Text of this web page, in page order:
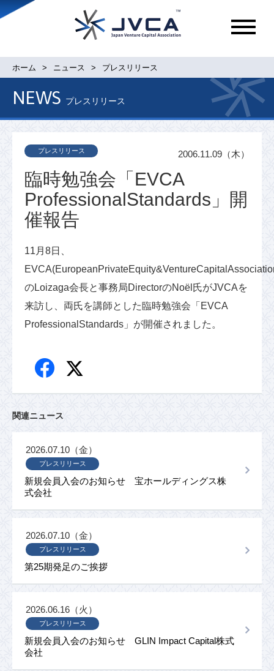
メ
ュ
ホーム ニュース プレスリリース
NEWS プレスリリース
臨時勉強会「EVCA
ProfessionalStandards」開
催報告
プレスリリース 2006.11.09（木）
11月8日、
のLoizaga会長と事務局DirectorのNoël氏がJVCAを
来訪し、両氏を講師とした臨時勉強会「EVCA
ProfessionalStandards」が開催されました。
関連ニュース
新規会員入会のお知らせ 宝ホールディングス株
式会社
プレスリリース
2026.07.10（金）
第25期発足のご挨拶
プレスリリース
2026.07.10（金）
新規会員入会のお知らせ GLIN Impact Capital株式
会社
プレスリリース
2026.06.16（火）